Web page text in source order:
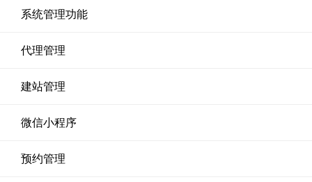
系统管理功能
代理管理
建站管理
微信小程序
预约管理